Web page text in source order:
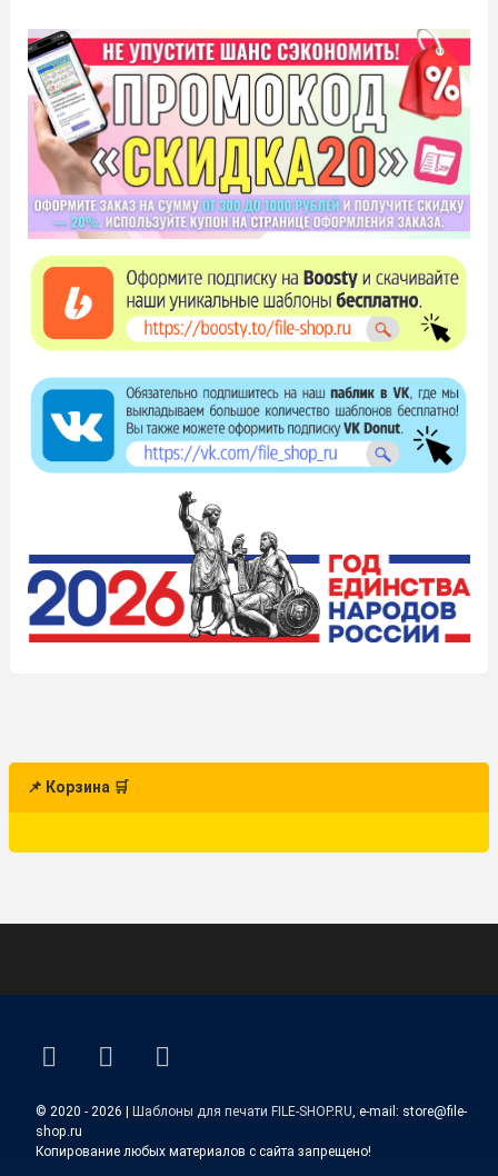
📌 Корзина 🛒
ВКонтакте
YouTube
E-mail
© 2020 - 2026 | Шаблоны для печати FILE-SHOP.RU , e-mail: store@file-
shop.ru
Копирование любых материалов с сайта запрещено!